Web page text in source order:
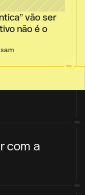
vão ser
não é o
com a